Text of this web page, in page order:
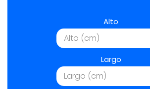
Alto
Largo